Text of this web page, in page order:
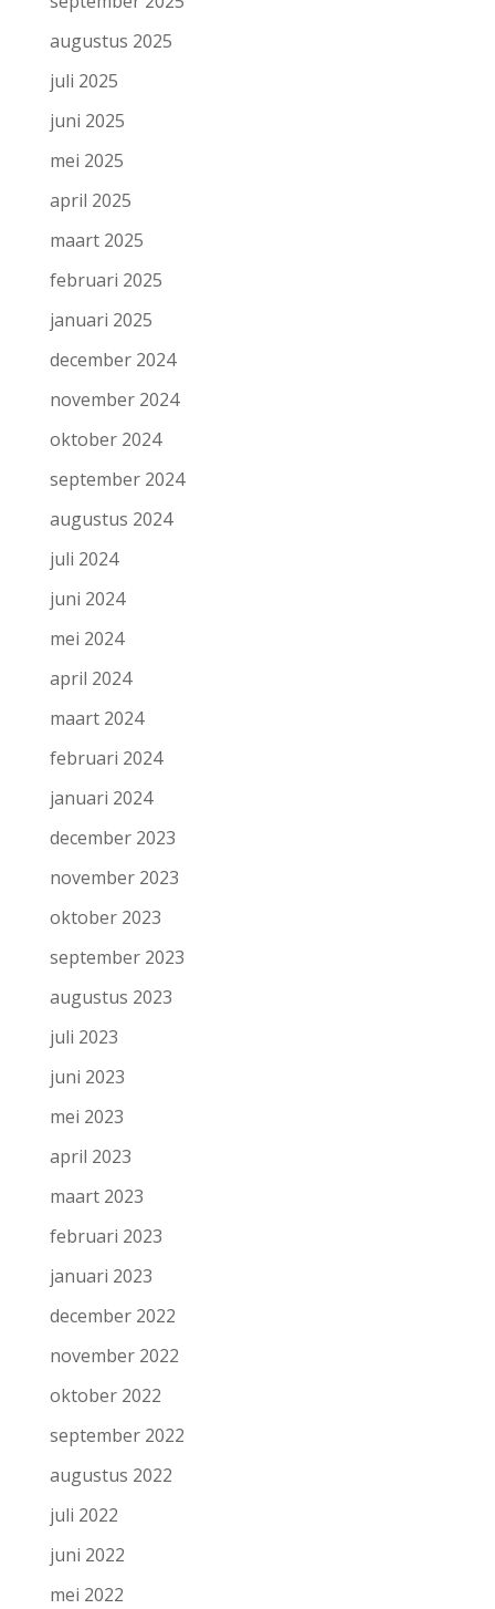
augustus 2025
juli 2025
juni 2025
mei 2025
april 2025
maart 2025
februari 2025
januari 2025
december 2024
november 2024
oktober 2024
september 2024
augustus 2024
juli 2024
juni 2024
mei 2024
april 2024
maart 2024
februari 2024
januari 2024
december 2023
november 2023
oktober 2023
september 2023
augustus 2023
juli 2023
juni 2023
mei 2023
april 2023
maart 2023
februari 2023
januari 2023
december 2022
november 2022
oktober 2022
september 2022
augustus 2022
juli 2022
juni 2022
mei 2022